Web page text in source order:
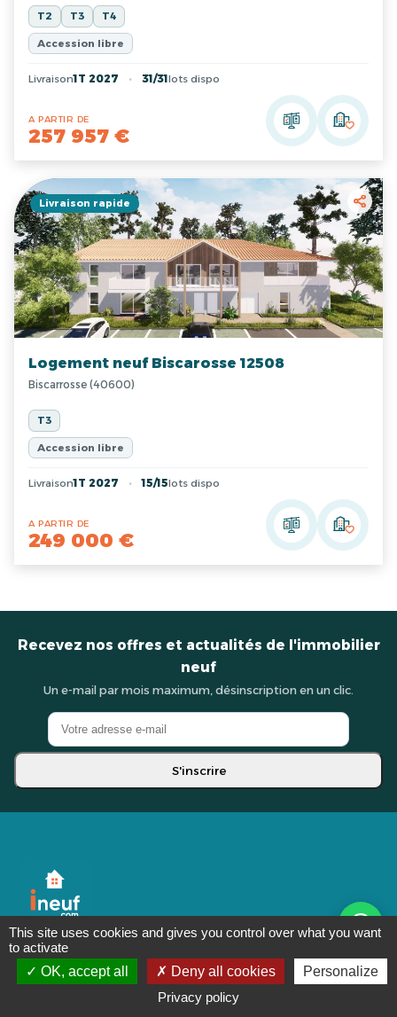
T2 T3 T4
Accession libre
Livraison1T 2027 31/31 lots dispo
A PARTIR DE
257 957 €
Livraison rapide
Logement neuf Biscarosse 12508
Biscarrosse (40600)
T3
Accession libre
Livraison1T 2027 15/15lots dispo
A PARTIR DE
249 000 €
Recevez nos offres et actualités de l'immobilier
neuf
Un e-mail par mois maximum, désinscription en un clic.
S'inscrire
f in ig yt
La plus grande place de marché
This site uses cookies and gives you control over what you want
to activate
OK, accept all
Deny all cookies
Personalize
Privacy policy